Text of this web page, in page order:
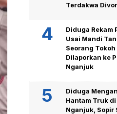
Terdakwa
Diduga Rekam
Usai Mandi
Seorang
Dilaporkan ke
Nganjuk
Diduga
Hantam Truk
Nganjuk, Sopir